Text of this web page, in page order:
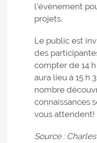
l’évènement
projets.
Le public est
des
compter de 14
aura lieu à 15 h
nombre
connaissances
vous attendent!
Source :